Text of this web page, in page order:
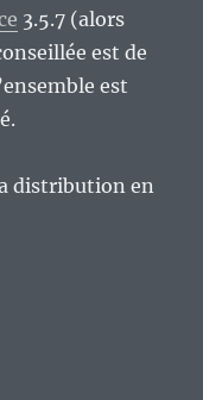
3.5.7 (alors
est de
est
distribution en